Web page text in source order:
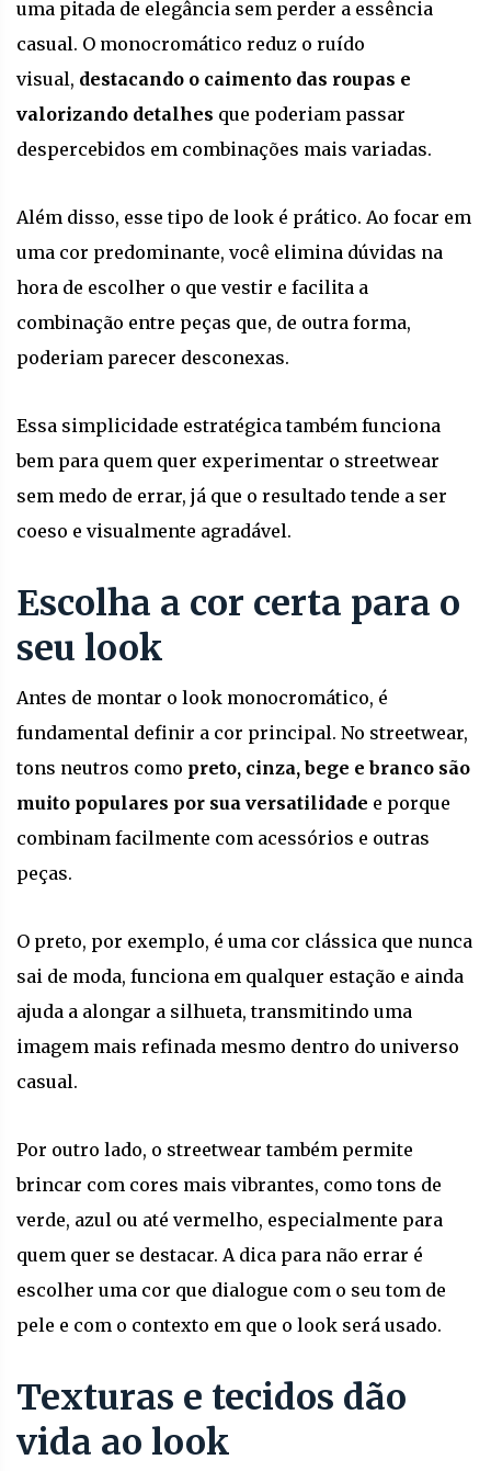
uma pitada de elegância sem perder a essência
casual. O monocromático reduz o ruído
visual, destacando o caimento das roupas e
valorizando detalhes que poderiam passar
despercebidos em combinações mais variadas.
Além disso, esse tipo de look é prático. Ao focar em
uma cor predominante, você elimina dúvidas na
hora de escolher o que vestir e facilita a
combinação entre peças que, de outra forma,
poderiam parecer desconexas.
Essa simplicidade estratégica também funciona
bem para quem quer experimentar o streetwear
sem medo de errar, já que o resultado tende a ser
coeso e visualmente agradável.
Escolha a cor certa para o
seu look
Antes de montar o look monocromático, é
fundamental definir a cor principal. No streetwear,
tons neutros como preto, cinza, bege e branco são
muito populares por sua versatilidade e porque
combinam facilmente com acessórios e outras
peças.
O preto, por exemplo, é uma cor clássica que nunca
sai de moda, funciona em qualquer estação e ainda
ajuda a alongar a silhueta, transmitindo uma
imagem mais refinada mesmo dentro do universo
casual.
Por outro lado, o streetwear também permite
brincar com cores mais vibrantes, como tons de
verde, azul ou até vermelho, especialmente para
quem quer se destacar. A dica para não errar é
escolher uma cor que dialogue com o seu tom de
pele e com o contexto em que o look será usado.
Texturas e tecidos dão
vida ao look